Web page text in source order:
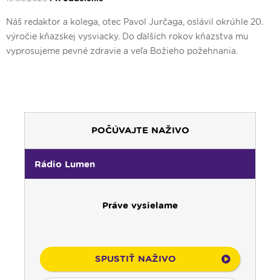
Náš redaktor a kolega, otec Pavol Jurčaga, oslávil okrúhle 20.
výročie kňazskej vysviacky. Do ďalších rokov kňazstva mu
vyprosujeme pevné zdravie a veľa Božieho požehnania.
POČÚVAJTE NAŽIVO
Rádio Lumen
Práve vysielame
SPUSTIŤ NAŽIVO
00:00 Predel do nového dňa